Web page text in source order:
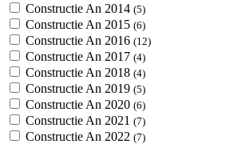
Constructie An 2014 (5)
Constructie An 2015 (6)
Constructie An 2016 (12)
Constructie An 2017 (4)
Constructie An 2018 (4)
Constructie An 2019 (5)
Constructie An 2020 (6)
Constructie An 2021 (7)
Constructie An 2022 (7)